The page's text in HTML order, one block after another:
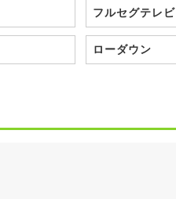
フルセグテレビ
ローダウン